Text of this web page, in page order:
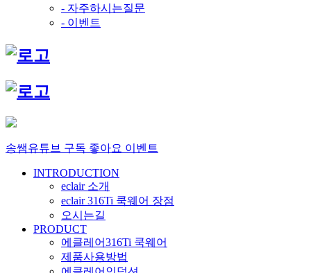
- 자주하시는질문
- 이벤트
송쌤유튜브 구독 좋아요 이벤트
INTRODUCTION
eclair 소개
eclair 316Ti 쿡웨어 장점
오시는길
PRODUCT
에클레어316Ti 쿡웨어
제품사용방법